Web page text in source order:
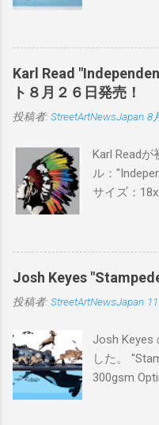
品に落と
PITSの過去
日(木)19時
BLUE/MINT
ン：各色５
Karl Read
ト８月２６日発売！
投稿者: StreetArtNewsJapan 8
Karl Read
ル：
サイズ：
ドフィニ
25）$125
Josh Keyes
投稿者: StreetArtNewsJapan
Josh Keyes
した。
300gsm
ィション